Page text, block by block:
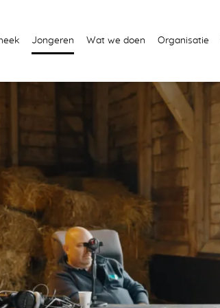
Jongeren Wat we doen Organisatie